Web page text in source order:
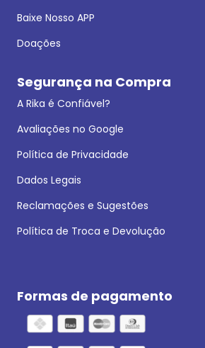
Baixe Nosso APP
Doações
Segurança na Compra
A Rika é Confiável?
Avaliações no Google
Política de Privacidade
Dados Legais
Reclamações e Sugestões
Política de Troca e Devolução
Formas de pagamento